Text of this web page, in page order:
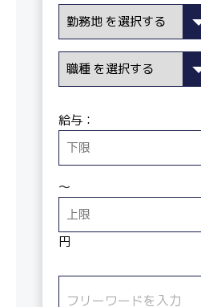
給与：
〜
円